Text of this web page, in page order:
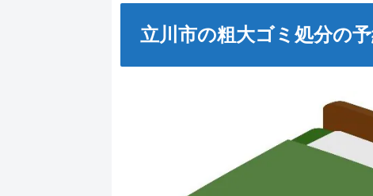
立川市の粗大ゴミ処分の